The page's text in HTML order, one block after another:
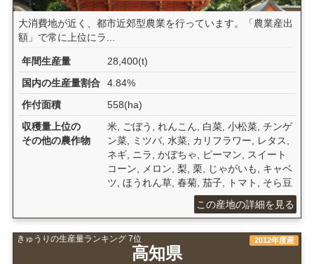
大消費地が近く、都市近郊型農業を行っています。「農業産出
額」で常に上位にラ...
年間生産量
28,400(t)
国内の生産量割合
4.84%
作付面積
558(ha)
収穫量上位の
その他の農作物
米, ごぼう, れんこん, 白菜, 小松菜, チンゲ
ン菜, ミツバ, 水菜, カリフラワー, レタス,
ネギ, ニラ, かぼちゃ, ピーマン, スイート
コーン, メロン, 梨, 栗, じゃがいも, キャベ
ツ, ほうれん草, 春菊, 茄子, トマト, そら豆
この産地の詳細を見る
きゅうりの生産量ランキング 7位
高知県
2012年度産